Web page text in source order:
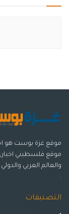
موقع فلسطيني
والعالم العربي
.
التصنيفات